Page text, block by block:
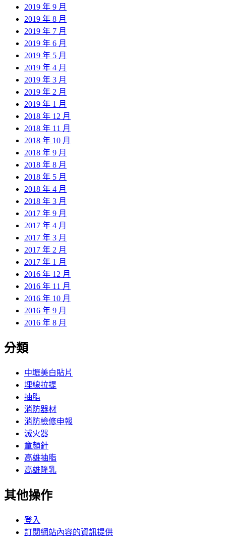
2019 年 9 月
2019 年 8 月
2019 年 7 月
2019 年 6 月
2019 年 5 月
2019 年 4 月
2019 年 3 月
2019 年 2 月
2019 年 1 月
2018 年 12 月
2018 年 11 月
2018 年 10 月
2018 年 9 月
2018 年 8 月
2018 年 5 月
2018 年 4 月
2018 年 3 月
2017 年 9 月
2017 年 4 月
2017 年 3 月
2017 年 2 月
2017 年 1 月
2016 年 12 月
2016 年 11 月
2016 年 10 月
2016 年 9 月
2016 年 8 月
分類
中壢美白貼片
埋線拉提
抽脂
消防器材
消防檢修申報
滅火器
童顏針
高雄抽脂
高雄隆乳
其他操作
登入
訂閱網站內容的資訊提供